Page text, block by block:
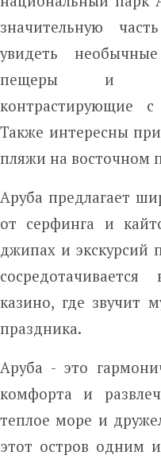
значительную
увидеть
пещеры и
контрастирующие
Также интересны
пляжи на восточном
Аруба предлагает
от серфинга и
джипах и экскурсий
казино, где звучит
праздника.
Аруба - это
комфорта и
теплое море и
этот остров одним